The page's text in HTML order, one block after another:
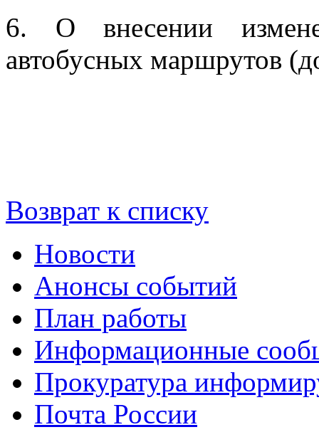
6. О внесении
автобусных маршрутов
Возврат к списку
Новости
Анонсы событий
План работы
Информационные
Прокуратура
Почта России